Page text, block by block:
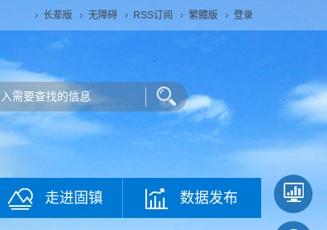
长辈版 无障碍 RSS订阅 繁體版 登录
走进固镇 数据发布